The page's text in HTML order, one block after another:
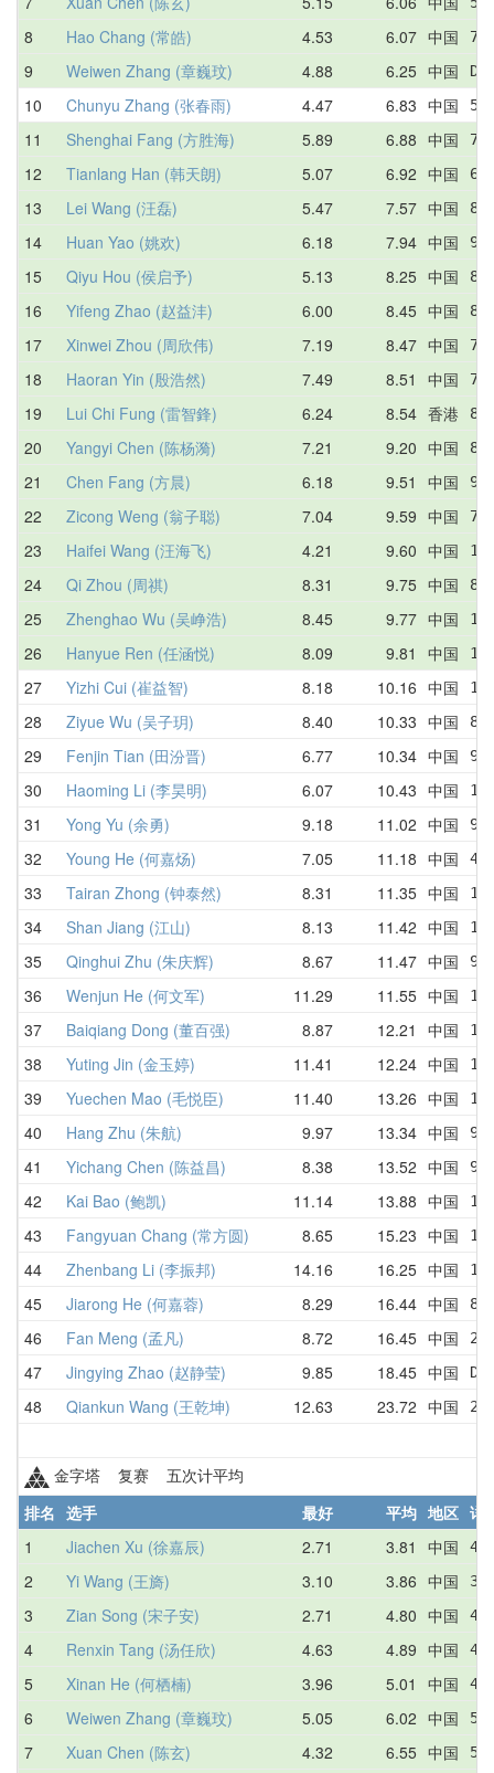
8 Hao Chang (常皓) 4.53 6.07 中国
9 Weiwen Zhang (章巍玟) 4.88 6.25 中国
10 Chunyu Zhang (张春雨) 4.47 6.83 中国
11 Shenghai Fang (方胜海) 5.89 6.88 中国
12 Tianlang Han (韩天朗) 5.07 6.92 中国
13 Lei Wang (汪磊) 5.47 7.57 中国
14 Huan Yao (姚欢) 6.18 7.94 中国
15 Qiyu Hou (侯启予) 5.13 8.25 中国
16 Yifeng Zhao (赵益沣) 6.00 8.45 中国
17 Xinwei Zhou (周欣伟) 7.19 8.47 中国
18 Haoran Yin (殷浩然) 7.49 8.51 中国
19 Lui Chi Fung (雷智鋒) 6.24 8.54 香港
20 Yangyi Chen (陈杨漪) 7.21 9.20 中国
21 Chen Fang (方晨) 6.18 9.51 中国
22 Zicong Weng (翁子聪) 7.04 9.59 中国
23 Haifei Wang (汪海飞) 4.21 9.60 中国
24 Qi Zhou (周祺) 8.31 9.75 中国
25 Zhenghao Wu (吴峥浩) 8.45 9.77 中国
26 Hanyue Ren (任涵悦) 8.09 9.81 中国
27 Yizhi Cui (崔益智) 8.18 10.16 中国
28 Ziyue Wu (吴子玥) 8.40 10.33 中国
29 Fenjin Tian (田汾晋) 6.77 10.34 中国
30 Haoming Li (李昊明) 6.07 10.43 中国
31 Yong Yu (余勇) 9.18 11.02 中国
32 Young He (何嘉炀) 7.05 11.18 中国
33 Tairan Zhong (钟泰然) 8.31 11.35 中国
34 Shan Jiang (江山) 8.13 11.42 中国
35 Qinghui Zhu (朱庆辉) 8.67 11.47 中国
36 Wenjun He (何文军) 11.29 11.55 中国
37 Baiqiang Dong (董百强) 8.87 12.21 中国
38 Yuting Jin (金玉婷) 11.41 12.24 中国
39 Yuechen Mao (毛悦臣) 11.40 13.26 中国
40 Hang Zhu (朱航) 9.97 13.34 中国
41 Yichang Chen (陈益昌) 8.38 13.52 中国
42 Kai Bao (鲍凯) 11.14 13.88 中国
43 Fangyuan Chang (常方圆) 8.65 15.23 中国
44 Zhenbang Li (李振邦) 14.16 16.25 中国
45 Jiarong He (何嘉蓉) 8.29 16.44 中国
46 Fan Meng (孟凡) 8.72 16.45 中国
47 Jingying Zhao (赵静莹) 9.85 18.45 中国
48 Qiankun Wang (王乾坤) 12.63 23.72 中国
金字塔 复赛 五次计平均
排名 选手 最好 平均 地区 详
1
Jiachen Xu (徐嘉辰) 2.71 3.81 中国
2 Yi Wang (王旖) 3.10 3.86 中国
3 Zian Song (宋子安) 2.71 4.80 中国
4 Renxin Tang (汤任欣) 4.63 4.89 中国
5 Xinan He (何栖楠) 3.96 5.01 中国
6 Weiwen Zhang (章巍玟) 5.05 6.02 中国
7 Xuan Chen (陈玄) 4.32 6.55 中国